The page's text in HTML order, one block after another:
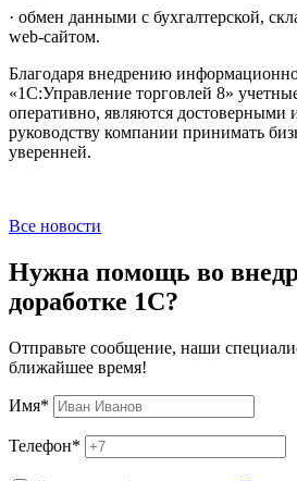
· обмен данными с бухгалтерской,
web-сайтом.
Благодаря внедрению
«1С:Управление торговлей 8»
оперативно, являются достоверными
руководству компании принимать
уверенней.
Все новости
Нужна помощь во
доработке 1С?
Отправьте сообщение, наши
ближайшее время!
Имя*
Телефон*